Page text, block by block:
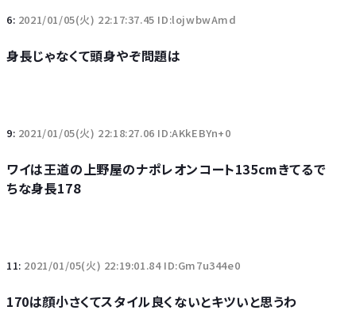
6: 2021/01/05(火) 22:17:37.45 ID:lojwbwAmd
身長じゃなくて頭身やぞ問題は
9: 2021/01/05(火) 22:18:27.06 ID:AKkEBYn+0
ワイは王道の上野屋のナポレオンコート135cmきてるで
ちな身長178
11: 2021/01/05(火) 22:19:01.84 ID:Gm7u344e0
170は顔小さくてスタイル良くないとキツいと思うわ